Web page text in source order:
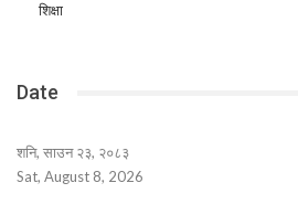
शिक्षा
Date
शनि, साउन २३, २०८३
Sat, August 8, 2026